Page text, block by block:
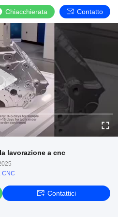
Chiacchierata Contatto
lavorazione a cnc
CNC
Contattici